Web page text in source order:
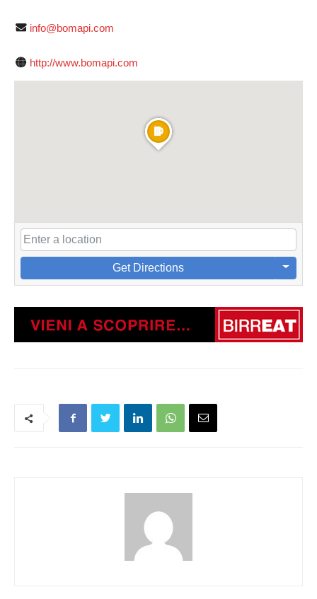
info@bomapi.com
http://www.bomapi.com
Get Directions